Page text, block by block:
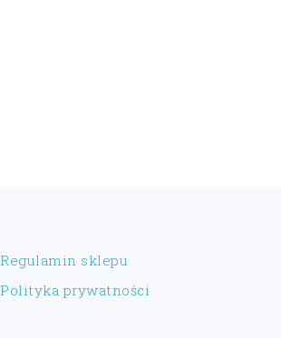
Regulamin sklepu
Polityka prywatności